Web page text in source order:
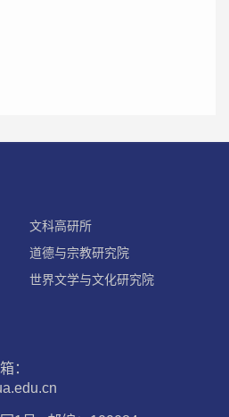
文科高研所
道德与宗教研究院
世界文学与文化研究院
：